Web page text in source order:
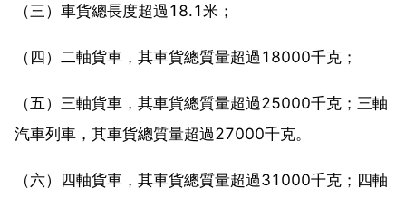
（三）車貨總長度超過18.1米；
（四）二軸貨車，其車貨總質量超過18000千克；
（五）三軸貨車，其車貨總質量超過25000千克；三軸
汽車列車，其車貨總質量超過27000千克。
（六）四軸貨車，其車貨總質量超過31000千克；四軸